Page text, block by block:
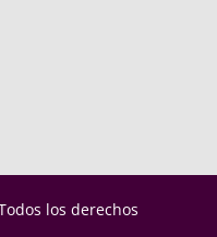
los derechos